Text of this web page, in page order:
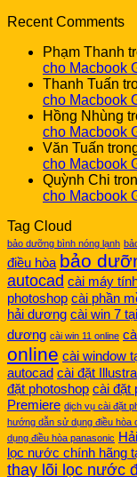
Recent Comments
Phạm Thanh
cho Macbook
Thanh Tuấn
cho Macbook
Hồng Nhùng
cho Macbook
Văn Tuấn
cho Macbook
Quỳnh Chi
cho Macbook
Tag Cloud
bảo dưỡng bình nóng lạnh
điều hòa bảo
autocad cài máy
photoshop cài phần
hải dương cài win 7
dương cài win 11 online
online cài window
autocad cài đặt
đặt photoshop cài đặt
Premiere dịch vụ cài đặt
hướng dẫn sử dụng điều hòa
dụng điều hòa panasonic
lọc nước chính hãng
thay lõi lọc nước